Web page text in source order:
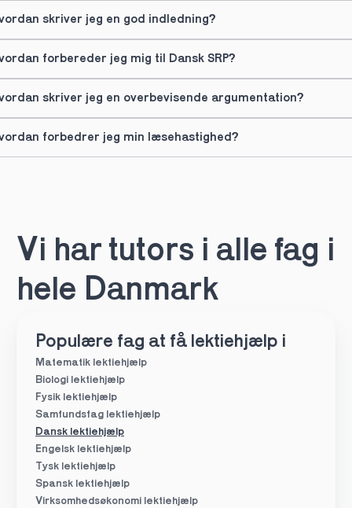
skriver jeg en god indledning?
forbereder jeg mig til Dansk SRP?
skriver jeg en overbevisende argumentation?
forbedrer jeg min læsehastighed?
Vi har tutors i alle fag i
hele Danmark
Populære fag at få lektiehjælp i
Matematik lektiehjælp
Biologi lektiehjælp
Fysik lektiehjælp
Samfundsfag lektiehjælp
Dansk lektiehjælp
Engelsk lektiehjælp
Tysk lektiehjælp
Spansk lektiehjælp
Virksomhedsøkonomi lektiehjælp